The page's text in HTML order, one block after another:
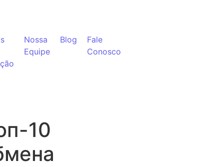
Nossa
Equipe
Blog
Fale
Conosco
10